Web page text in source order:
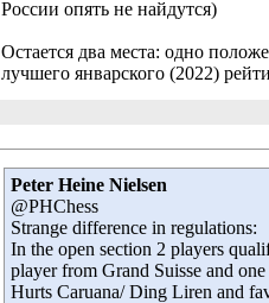
России опять не найдутся)
Остается два места: одно
лучшего январского (2022)
Peter Heine Nielsen
@PHChess
Strange difference in regulations:
In the open section 2 players
player from Grand Suisse and
Hurts Caruana/ Ding Liren and